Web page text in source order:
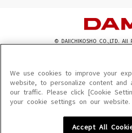
© DAIICHIKOSHO CO.,LTD. All
このサイトに掲載されている一切の文章・画像・
を問わず、著作権法の定める範囲を超えて無断で
を禁じます。
楽曲及びコンテンツは、機種によりご利用いただ
楽曲及びコンテンツの配信日、配信内容が変更にな
We use cookies to improve your
website, to personalize content and
our traffic. Please click [Cookie
your cookie settings on our website.
Accept All